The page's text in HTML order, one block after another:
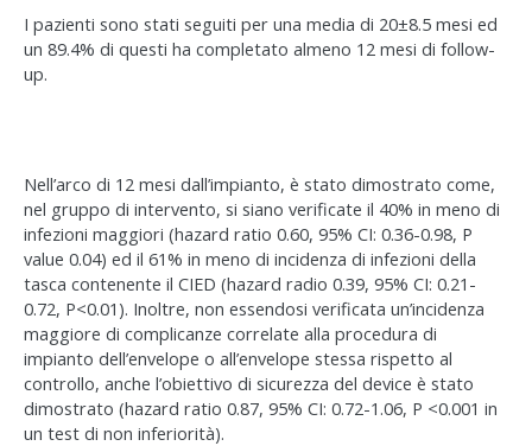
I pazienti sono stati seguiti per una media di 20±8.5 mesi ed
un 89.4% di questi ha completato almeno 12 mesi di follow-
up.
Nell’arco di 12 mesi dall’impianto, è stato dimostrato come,
nel gruppo di intervento, si siano verificate il 40% in meno di
infezioni maggiori (hazard ratio 0.60, 95% CI: 0.36-0.98, P
value 0.04) ed il 61% in meno di incidenza di infezioni della
tasca contenente il CIED (hazard radio 0.39, 95% CI: 0.21-
0.72, P<0.01). Inoltre, non essendosi verificata un’incidenza
maggiore di complicanze correlate alla procedura di
impianto dell’envelope o all’envelope stessa rispetto al
controllo, anche l’obiettivo di sicurezza del device è stato
dimostrato (hazard ratio 0.87, 95% CI: 0.72-1.06, P <0.001 in
un test di non inferiorità).